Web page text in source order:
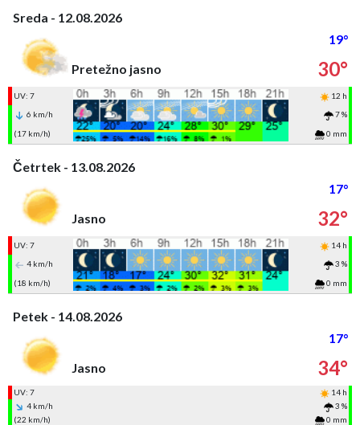
Sreda - 12.08.2026
19°
Pretežno jasno
30°
UV: 7
12 h
6 km/h
7 %
(17 km/h)
0 mm
Četrtek - 13.08.2026
17°
Jasno
32°
UV: 7
14 h
4 km/h
3 %
(18 km/h)
0 mm
Petek - 14.08.2026
17°
Jasno
34°
UV: 7
14 h
4 km/h
3 %
(22 km/h)
0 mm